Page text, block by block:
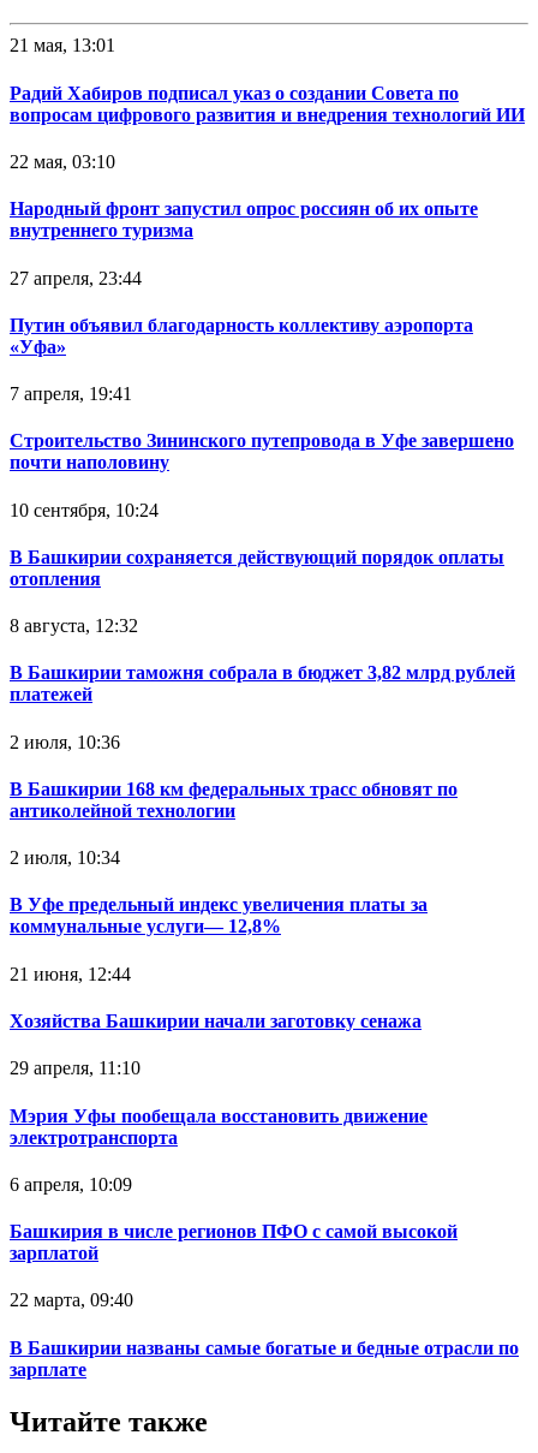
21 мая, 13:01
Радий Хабиров подписал указ о создании Совета по
вопросам цифрового развития и внедрения технологий ИИ
22 мая, 03:10
Народный фронт запустил опрос россиян об их опыте
внутреннего туризма
27 апреля, 23:44
Путин объявил благодарность коллективу аэропорта
«Уфа»
7 апреля, 19:41
Строительство Зининского путепровода в Уфе завершено
почти наполовину
10 сентября, 10:24
В Башкирии сохраняется действующий порядок оплаты
отопления
8 августа, 12:32
В Башкирии таможня собрала в бюджет 3,82 млрд рублей
платежей
2 июля, 10:36
В Башкирии 168 км федеральных трасс обновят по
антиколейной технологии
2 июля, 10:34
В Уфе предельный индекс увеличения платы за
коммунальные услуги— 12,8%
21 июня, 12:44
Хозяйства Башкирии начали заготовку сенажа
29 апреля, 11:10
Мэрия Уфы пообещала восстановить движение
электротранспорта
6 апреля, 10:09
Башкирия в числе регионов ПФО с самой высокой
зарплатой
22 марта, 09:40
В Башкирии названы самые богатые и бедные отрасли по
зарплате
Читайте также